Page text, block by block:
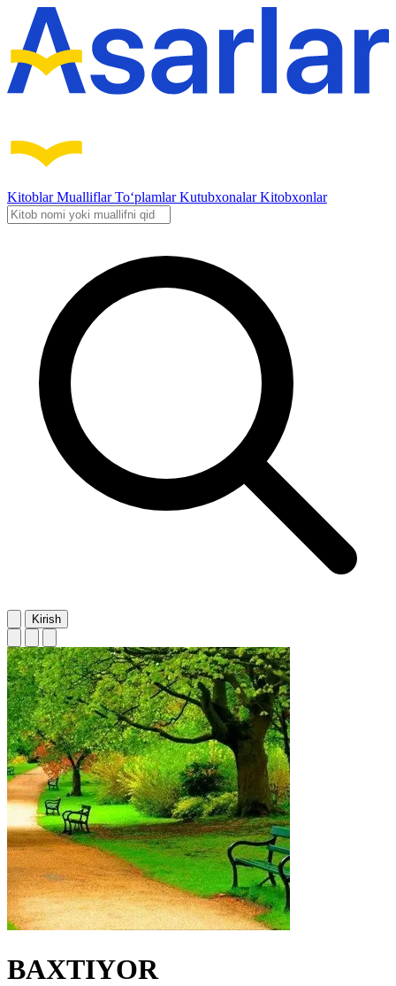
KitoblarMualliflarTo‘plamlarKutubxonalarKitobxonlar
Kirish
BAXTIYOR